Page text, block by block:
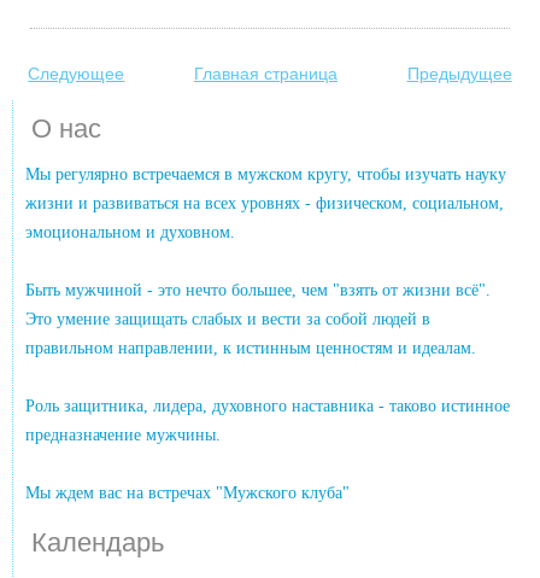
Следующее Предыдущее
Главная страница
О нас
Мы регулярно встречаемся в мужском кругу, чтобы изучать науку
жизни и развиваться на всех уровнях - физическом, социальном,
эмоциональном и духовном.
Быть мужчиной - это нечто большее, чем "взять от жизни всё".
Это умение защищать слабых и вести за собой людей в
правильном направлении, к истинным ценностям и идеалам.
Роль защитника, лидера, духовного наставника - таково истинное
предназначение мужчины.
Мы ждем вас на встречах "Мужского клуба"
Календарь